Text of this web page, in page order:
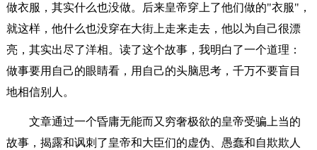
做衣服，其实什么也没做。后来皇帝穿上了他们做的"衣服"，
就这样，他什么也没穿在大街上走来走去，他以为自己很漂
亮，其实出尽了洋相。读了这个故事，我明白了一个道理：
做事要用自己的眼睛看，用自己的头脑思考，千万不要盲目
地相信别人。
文章通过一个昏庸无能而又穷奢极欲的皇帝受骗上当的
故事，揭露和讽刺了皇帝和大臣们的虚伪、愚蠢和自欺欺人